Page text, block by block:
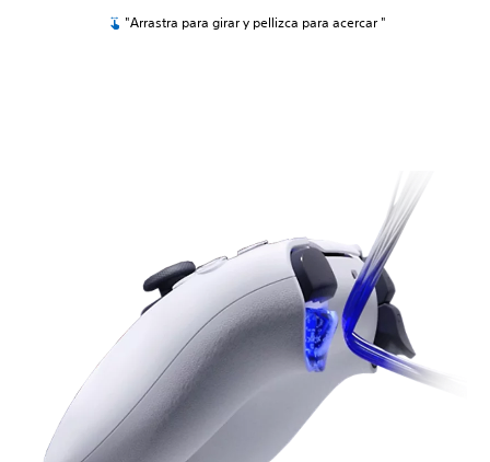
"Arrastra para girar y pellizca para acercar "